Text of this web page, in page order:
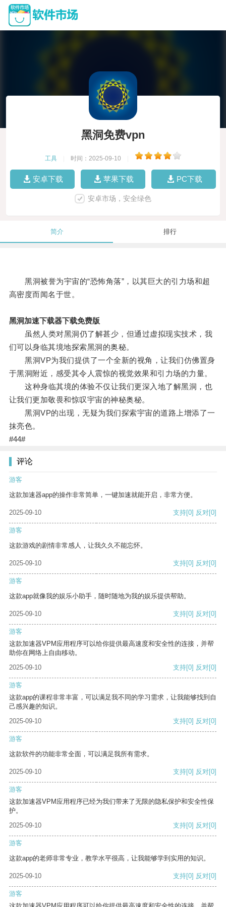
黑洞免费vpn
工具 时间：2025-09-10
安卓下载 苹果下载 PC下载
安卓市场，安全绿色
简介 排行
黑洞被誉为宇宙的“恐怖角落”，以其巨大的引力场和超
高密度而闻名于世。
黑洞加速下载器下载免费版
虽然人类对黑洞仍了解甚少，但通过虚拟现实技术，我
们可以身临其境地探索黑洞的奥秘。
黑洞VP为我们提供了一个全新的视角，让我们仿佛置身
于黑洞附近，感受其令人震惊的视觉效果和引力场的力量。
这种身临其境的体验不仅让我们更深入地了解黑洞，也
让我们更加敬畏和惊叹宇宙的神秘奥秘。
黑洞VP的出现，无疑为我们探索宇宙的道路上增添了一
抹亮色。
#44#
评论
游客
这款加速器app的操作非常简单，一键加速就能开启，非常方便。
2025-09-10 支持[0] 反对[0]
游客
这款游戏的剧情非常感人，让我久久不能忘怀。
2025-09-10 支持[0] 反对[0]
游客
这款app就像我的娱乐小助手，随时随地为我的娱乐提供帮助。
2025-09-10 支持[0] 反对[0]
游客
这款加速器VPM应用程序可以给你提供最高速度和安全性的连接，并帮
助你在网络上自由移动。
2025-09-10
支持[0] 反对[0]
游客
这款app的课程非常丰富，可以满足我不同的学习需求，让我能够找到自
己感兴趣的知识。
2025-09-10
支持[0] 反对[0]
游客
这款软件的功能非常全面，可以满足我所有需求。
2025-09-10 支持[0] 反对[0]
游客
这款加速器VPM应用程序已经为我们带来了无限的隐私保护和安全性保
护。
2025-09-10
支持[0] 反对[0]
游客
这款app的老师非常专业，教学水平很高，让我能够学到实用的知识。
2025-09-10 支持[0] 反对[0]
游客